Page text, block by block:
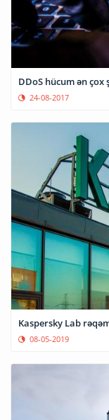
DDoS hücum ən
24-08-2017
Kaspersky Lab
08-05-2019